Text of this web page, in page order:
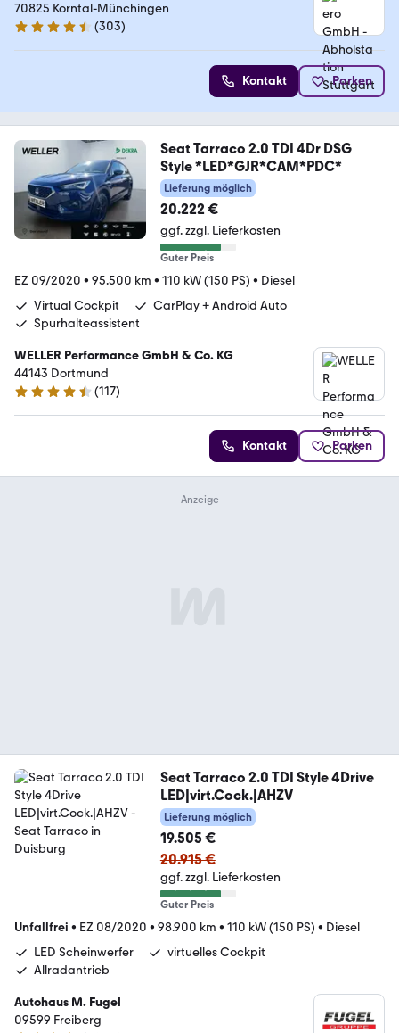
70825 Korntal-Münchingen
4.4 Sterne
(303)
Kontakt Parken
Seat Tarraco 2.0 TDI 4Dr DSG
Style *LED*GJR*CAM*PDC*
Lieferung möglich
20.222 €
ggf. zzgl. Lieferkosten
Guter Preis
EZ 09/2020 • 95.500 km • 110 kW (150 PS) • Diesel
Virtual Cockpit
CarPlay + Android Auto
Spurhalteassistent
WELLER Performance GmbH & Co. KG
44143 Dortmund
4.6 Sterne
(117)
Kontakt Parken
Seat Tarraco 2.0 TDI Style 4Drive
LED|virt.Cock.|AHZV
Lieferung möglich
19.505 €
20.915 €
ggf. zzgl. Lieferkosten
Guter Preis
Unfallfrei • EZ 08/2020 • 98.900 km • 110 kW (150 PS) • Diesel
LED Scheinwerfer
virtuelles Cockpit
Allradantrieb
Autohaus M. Fugel
09599 Freiberg